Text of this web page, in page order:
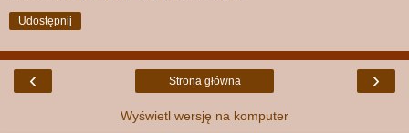
Udostępnij
‹ ›
Strona główna
Wyświetl wersję na komputer